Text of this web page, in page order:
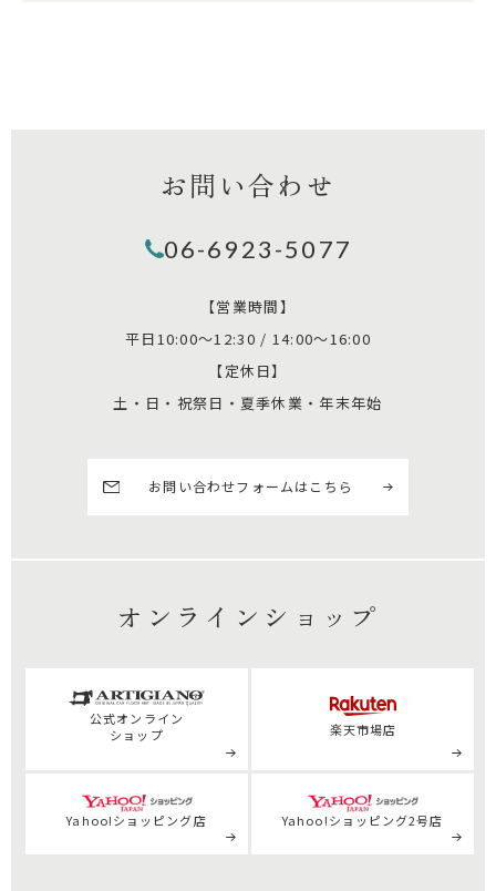
お問い合わせ
06-6923-5077
【営業時間】
平日10:00～12:30 / 14:00～16:00
【定休日】
土・日・祝祭日・夏季休業・年末年始
お問い合わせフォームはこちら
オンラインショップ
公式オンライン
ショップ
楽天市場店
Yahoo!ショッピング店 Yahoo!ショッピング2号店